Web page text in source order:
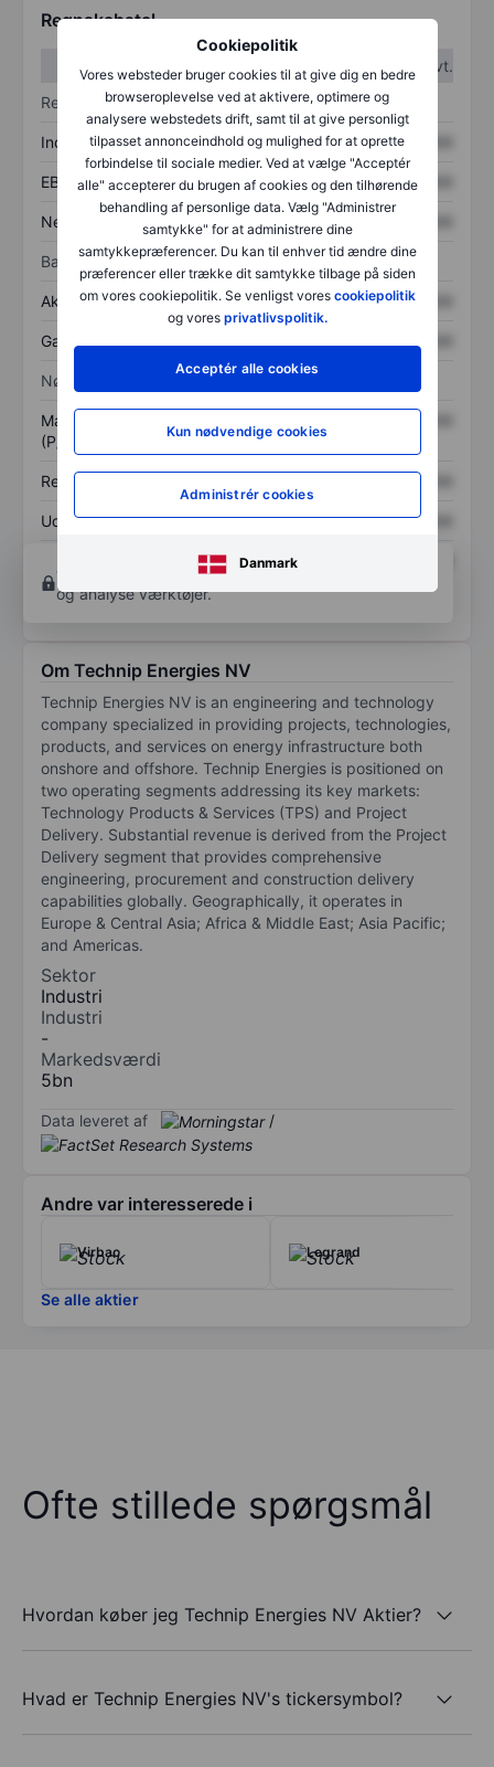
Cookiepolitik
Vores websteder bruger cookies til at give dig en bedre
browseroplevelse ved at aktivere, optimere og
analysere webstedets drift, samt til at give personligt
tilpasset annonceindhold og mulighed for at oprette
forbindelse til sociale medier. Ved at vælge "Acceptér
alle" accepterer du brugen af cookies og den tilhørende
behandling af personlige data. Vælg "Administrer
samtykke" for at administrere dine
samtykkepræferencer. Du kan til enhver tid ændre dine
præferencer eller trække dit samtykke tilbage på siden
om vores cookiepolitik. Se venligst vores cookiepolitik
og vores privatlivspolitik.
Acceptér alle cookies
Kun nødvendige cookies
Administrér cookies
Danmark
Regnskabstal
1. kvt.
2. kvt.
Resultatopgørelse
Indtægter XXXXXXX XXXXXXX
EBITDA XXXXXXX XXXXXXX
Nettoresultat XXXXXXX
Balance
Aktiver i alt XXXXXXX XXXXXXX
Gæld
Nøgletal
Markedsværdi/omsætning
(P/S)
Resultat pr. aktie (EPS) XXXXXXX
Udbytte pr. aktie XXXXXXX XXXXXXX
XXXXXXX
Opret konto
for at få adgang til flere diagrammer
og analyse værktøjer.
Om Technip Energies NV
Technip Energies NV is an engineering and technology
company specialized in providing projects, technologies,
products, and services on energy infrastructure both
onshore and offshore. Technip Energies is positioned on
two operating segments addressing its key markets:
Technology Products & Services (TPS) and Project
Delivery. Substantial revenue is derived from the Project
Delivery segment that provides comprehensive
engineering, procurement and construction delivery
capabilities globally. Geographically, it operates in
Europe & Central Asia; Africa & Middle East; Asia Pacific;
and Americas.
Sektor
Industri
Industri
-
Markedsværdi
5bn
Data leveret af /
Andre var interesserede i
Virbac Legrand
Se alle aktier
Ofte stillede spørgsmål
Hvordan køber jeg Technip Energies NV Aktier?
Hvad er Technip Energies NV's tickersymbol?